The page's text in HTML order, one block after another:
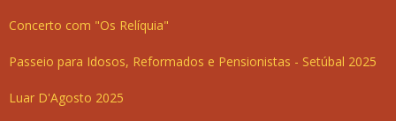
Concerto com "Os Relíquia"
Passeio para Idosos, Reformados e Pensionistas - Setúbal 2025
Luar D'Agosto 2025